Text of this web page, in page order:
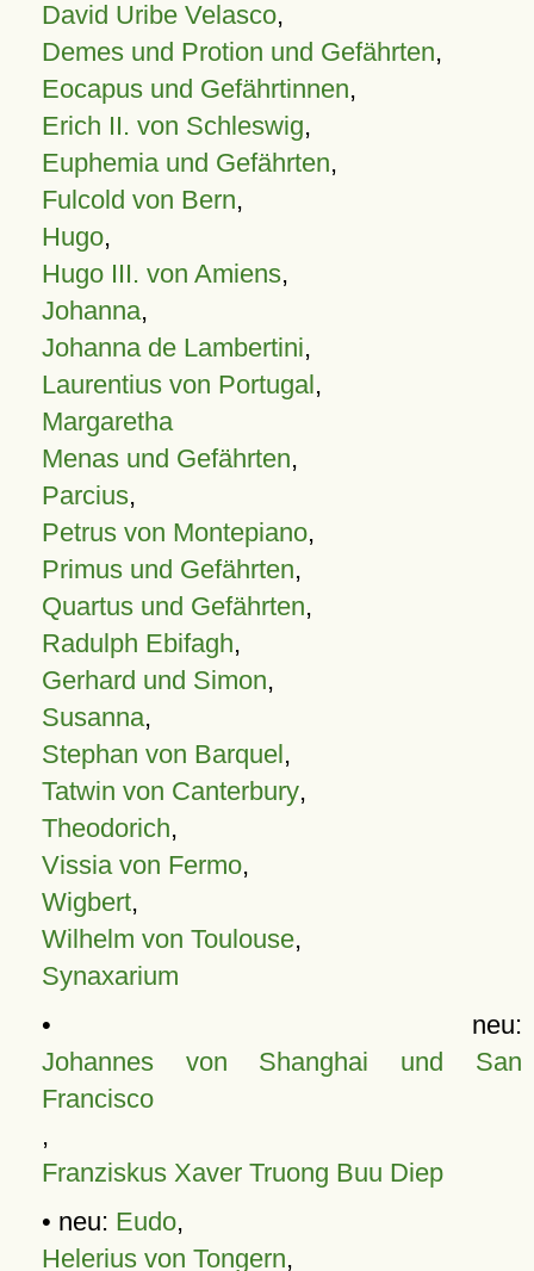
David Uribe Velasco,
Demes und Protion und Gefährten,
Eocapus und Gefährtinnen,
Erich II. von Schleswig,
Euphemia und Gefährten,
Fulcold von Bern,
Hugo,
Hugo III. von Amiens,
Johanna,
Johanna de Lambertini,
Laurentius von Portugal,
Margaretha
Menas und Gefährten,
Parcius,
Petrus von Montepiano,
Primus und Gefährten,
Quartus und Gefährten,
Radulph Ebifagh,
Gerhard und Simon,
Susanna,
Stephan von Barquel,
Tatwin von Canterbury,
Theodorich,
Vissia von Fermo,
Wigbert,
Wilhelm von Toulouse,
Synaxarium
• neu:
Johannes von Shanghai und San
Francisco
,
Franziskus Xaver Truong Buu Diep
• neu: Eudo,
Helerius von Tongern,